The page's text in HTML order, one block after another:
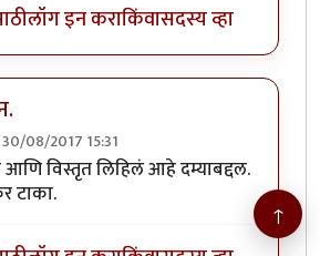
लॉग इन कराकिंवासदस्य व्हा
08/2017 15:31
विस्तृत लिहिलं आहे दम्याबद्दल.
टाका.
↑